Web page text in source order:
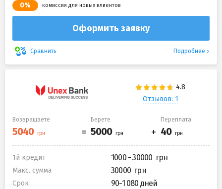
0% комиссия для новых клиентов
Оформить заявку
Сравнить Подробнее
Отзывов: 1
Возвращаете Берете Переплата
1й кредит 1000 - 30000
Макс. сумма 30000
Срок 90-1 080 дней